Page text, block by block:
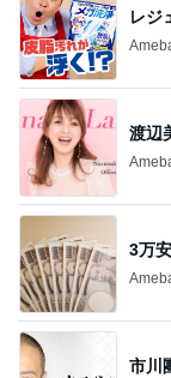
レジ
渡辺
3万
市川